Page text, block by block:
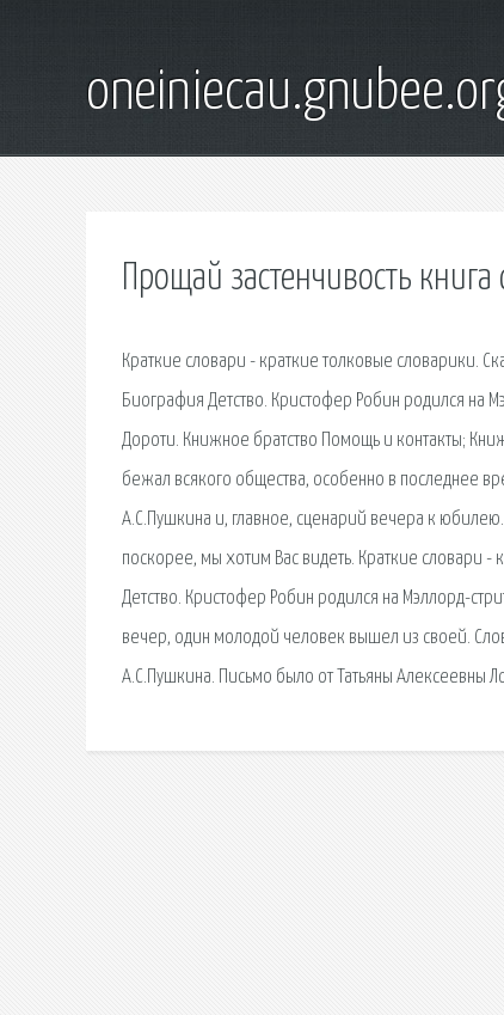
Прощай застенчивость книга
Краткие словари - краткие толковые словарики.
Биография Детство. Кристофер Робин родился на
Дороти. Книжное братство Помощь и контакты;
бежал всякого общества, особенно в последнее
А.С.Пушкина и, главное, сценарий вечера к
поскорее, мы хотим Вас видеть. Краткие словари -
Детство. Кристофер Робин родился на Мэллорд-
вечер, один молодой человек вышел из своей.
А.С.Пушкина. Письмо было от Татьяны Алексеевны